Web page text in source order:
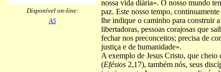
Disponível on-line:
A5
nossa vida diária». O nosso mundo
paz. Este nosso tempo,
lhe indique o caminho para construir
libertadoras, pessoas corajosas que
fechar nos preconceitos; precisa de
justiça e de humanidade».
A exemplo de Jesus Cristo, que
(Efésios 2,17), também nós, seus